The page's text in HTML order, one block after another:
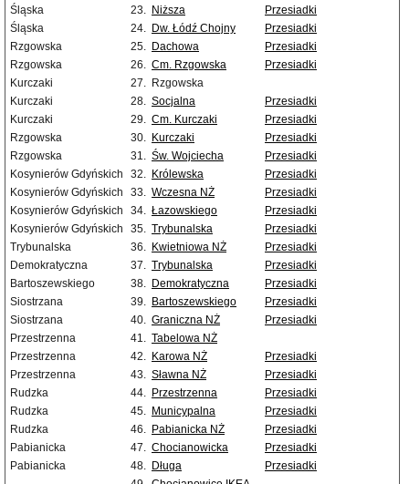
Śląska
23. Niższa
Przesiadki
Śląska
24. Dw. Łódź Chojny
Przesiadki
Rzgowska
25. Dachowa
Przesiadki
Rzgowska
26. Cm. Rzgowska
Przesiadki
Kurczaki
27. Rzgowska
Kurczaki
28. Socjalna
Przesiadki
Kurczaki
29. Cm. Kurczaki
Przesiadki
Rzgowska
30. Kurczaki
Przesiadki
Rzgowska
31. Św. Wojciecha
Przesiadki
Kosynierów Gdyńskich
32. Królewska
Przesiadki
Kosynierów Gdyńskich
33. Wczesna NŻ
Przesiadki
Kosynierów Gdyńskich
34. Łazowskiego
Przesiadki
Kosynierów Gdyńskich
35. Trybunalska
Przesiadki
Trybunalska
36. Kwietniowa NŻ
Przesiadki
Demokratyczna
37. Trybunalska
Przesiadki
Bartoszewskiego
38. Demokratyczna
Przesiadki
Siostrzana
39. Bartoszewskiego
Przesiadki
Siostrzana
40. Graniczna NŻ
Przesiadki
Przestrzenna
41. Tabelowa NŻ
Przestrzenna
42. Karowa NŻ
Przesiadki
Przestrzenna
43. Sławna NŻ
Przesiadki
Rudzka
44. Przestrzenna
Przesiadki
Rudzka
45. Municypalna
Przesiadki
Rudzka
46. Pabianicka NŻ
Przesiadki
Pabianicka
47. Chocianowicka
Przesiadki
Pabianicka
48. Długa
Przesiadki